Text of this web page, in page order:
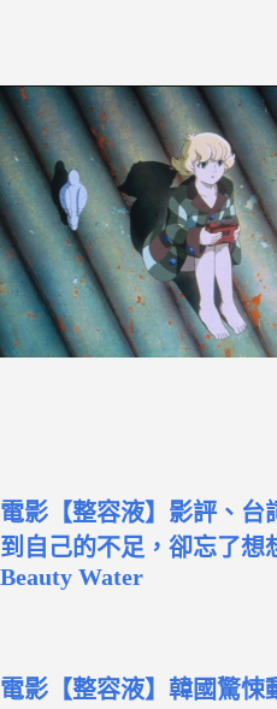
電影【整容液】影評、台
到自己的不足，卻忘了想
Beauty Water
電影【整容液】韓國驚悚